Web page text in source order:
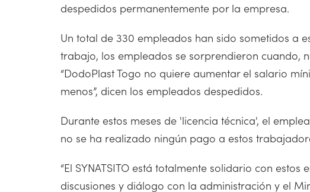
despedidos permanentemente por la empresa.
Un total de 330 empleados han sido sometidos a
trabajo, los empleados se sorprendieron cuando,
“DodoPlast Togo no quiere aumentar el salario
menos”, dicen los empleados despedidos.
Durante estos meses de 'licencia técnica', el
no se ha realizado ningún pago a estos
“El SYNATSITO está totalmente solidario con
discusiones y diálogo con la administración y el